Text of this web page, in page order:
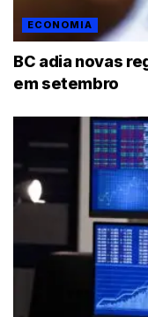
ECONOMIA
BC adia novas
em setembro